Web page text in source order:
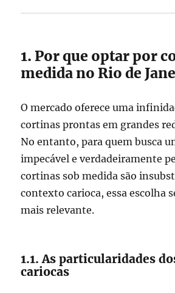
1. Por que optar por
medida no Rio de
O mercado oferece uma
cortinas prontas em grandes
No entanto, para quem busca
impecável e verdadeiramente
cortinas sob medida são
contexto carioca, essa escolha
mais relevante.
1.1. As particularidades
cariocas